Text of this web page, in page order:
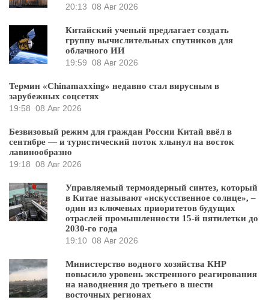
20:13 08 Авг 2026
Китайский ученый предлагает создать
группу вычислительных спутников для
облачного ИИ
19:59 08 Авг 2026
Термин «Chinamaxxing» недавно стал вирусным в
зарубежных соцсетях
19:58 08 Авг 2026
Безвизовый режим для граждан России Китай ввёл в
сентябре — и туристический поток хлынул на восток
лавинообразно
19:18 08 Авг 2026
Управляемый термоядерный синтез, который
в Китае называют «искусственное солнце», –
один из ключевых приоритетов будущих
отраслей промышленности 15-й пятилетки до
2030-го года
19:10 08 Авг 2026
Министерство водного хозяйства КНР
повысило уровень экстренного реагирования
на наводнения до третьего в шести
восточных регионах